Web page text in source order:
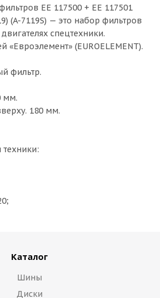
ЕЕ 117500 + ЕЕ 117501
(A-7119S) — это набор фильтров
спецтехники.
(EUROELEMENT).
фильтр.
мм.
180 мм.
Каталог
Шины
Диски